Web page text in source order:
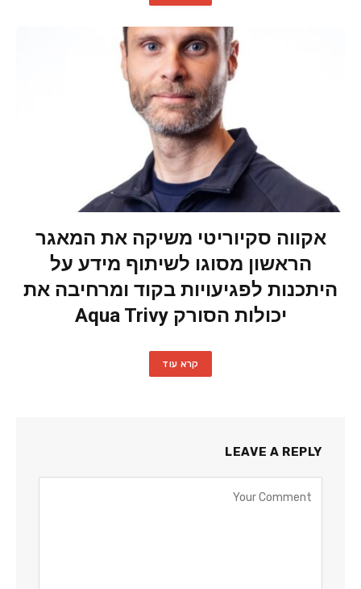
אקווה סקיוריטי משיקה את המאגר
הראשון מסוגו לשיתוף מידע על
היתכנות לפגיעויות בקוד ומרחיבה את
יכולות הסורק Aqua Trivy
קרא עוד
LEAVE A REPLY